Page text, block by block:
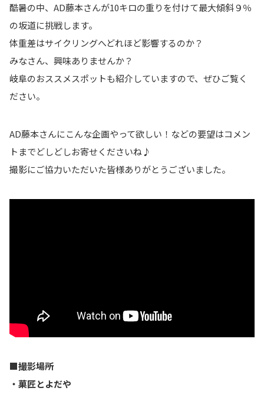
酷暑の中、AD藤本さんが10キロの重りを付けて最大傾斜９％
の坂道に挑戦します。
体重差はサイクリングへどれほど影響するのか？
みなさん、興味ありませんか？
岐阜のおススメスポットも紹介していますので、ぜひご覧く
ださい。
AD藤本さんにこんな企画やって欲しい！などの要望はコメン
トまでどしどしお寄せくださいね♪
撮影にご協力いただいた皆様ありがとうございました。
■撮影場所
・菓匠とよだや